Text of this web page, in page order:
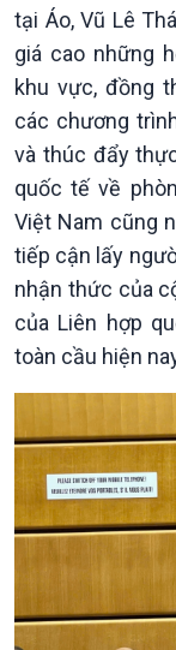
Xã hội
Tin Đời sống & Xã
360 độ Sức khỏe
Chuyển đổi Xanh
Tài nguyên và Môi
Chuyên gia của
Xã hội chuyển động
tại Áo, Vũ Lê
giá cao những
khu vực, đồng
các chương
và thúc đẩy
quốc tế về
Việt Nam cũng
tiếp cận lấy
nhận thức của
của Liên hợp
toàn cầu hiện